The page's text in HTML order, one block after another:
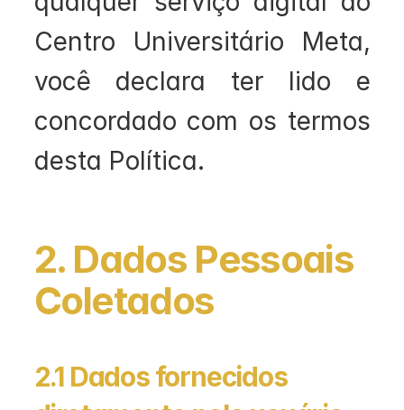
Centro Universitário Meta,
você declara ter lido e
concordado com os termos
desta Política.
2. Dados Pessoais
Coletados
2.1 Dados fornecidos